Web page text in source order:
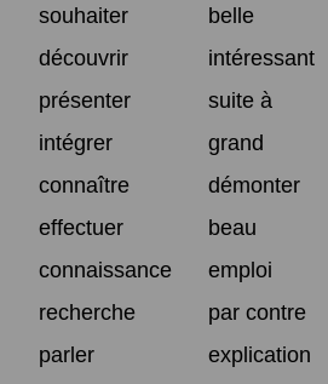
souhaiter
belle
découvrir
intéressant
présenter
suite à
intégrer
grand
connaître
démonter
effectuer
beau
connaissance
emploi
recherche
par contre
parler
explication